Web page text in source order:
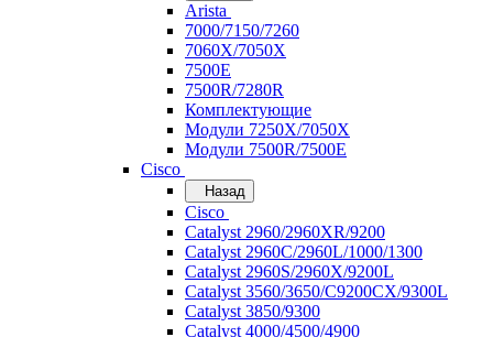
Arista
7000/7150/7260
7060X/7050X
7500E
7500R/7280R
Комплектующие
Модули 7250X/7050X
Модули 7500R/7500E
Cisco
Назад
Cisco
Catalyst 2960/2960XR/9200
Catalyst 2960C/2960L/1000/1300
Catalyst 2960S/2960X/9200L
Catalyst 3560/3650/C9200CX/9300L
Catalyst 3850/9300
Catalyst 4000/4500/4900